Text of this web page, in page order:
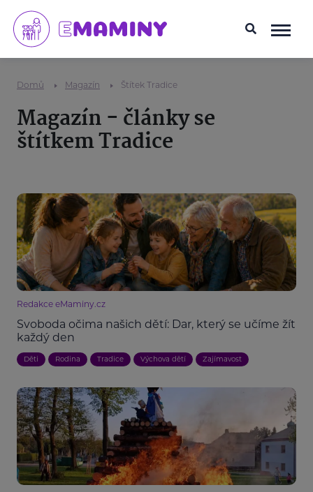
Domů Magazín Štítek Tradice
Magazín - články se
štítkem Tradice
Redakce eMaminy.cz
Svoboda očima našich dětí: Dar, který se učíme žít
každý den
Děti Rodina Tradice Výchova dětí Zajímavost